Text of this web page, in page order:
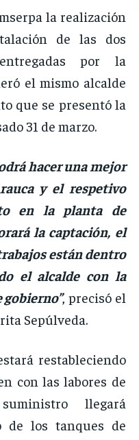
la realización
de las dos
por la
el mismo alcalde
que se presentó la
31 de marzo.
hacer una mejor
y el respetivo
en la planta de
la captación, el
están dentro
el alcalde con la
, precisó el
Sepúlveda.
restableciendo
con las labores de
llegará
de los tanques de